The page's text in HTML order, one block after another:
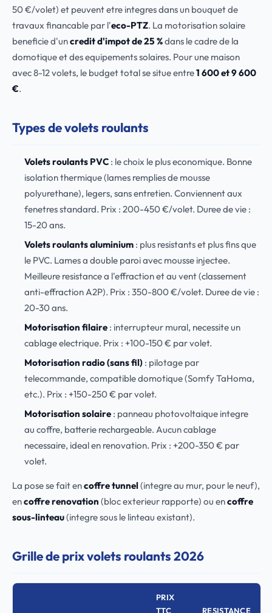
50 €/volet) et peuvent etre integres dans un bouquet de
travaux financable par l'eco-PTZ. La motorisation solaire
beneficie d'uncredit d'impot de 25 %dans le cadre de la
domotique et des equipements solaires. Pour une maison
avec 8-12 volets, le budget total se situe entre1 600 et 9 600
€.
Types de volets roulants
Volets roulants PVC: le choix le plus economique. Bonne
isolation thermique (lames remplies de mousse
polyurethane), legers, sans entretien. Conviennent aux
fenetres standard. Prix : 200-450 €/volet. Duree de vie :
15-20 ans.
Volets roulants aluminium: plus resistants et plus fins que
le PVC. Lames a double paroi avec mousse injectee.
Meilleure resistance a l'effraction et au vent (classement
anti-effraction A2P). Prix : 350-800 €/volet. Duree de vie :
20-30 ans.
Motorisation filaire: interrupteur mural, necessite un
cablage electrique. Prix : +100-150 € par volet.
Motorisation radio (sans fil): pilotage par
telecommande, compatible domotique (Somfy TaHoma,
etc.). Prix : +150-250 € par volet.
Motorisation solaire: panneau photovoltaique integre
au coffre, batterie rechargeable. Aucun cablage
necessaire, ideal en renovation. Prix : +200-350 € par
volet.
La pose se fait encoffre tunnel(integre au mur, pour le neuf),
encoffre renovation (bloc exterieur rapporte) ou encoffre
sous-linteau(integre sous le linteau existant).
Grille de prix volets roulants 2026
PRIX
TTC
RESISTANCE